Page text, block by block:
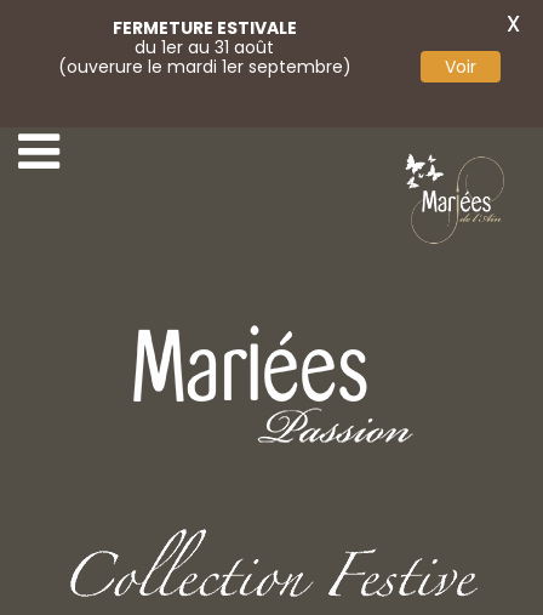
FERMETURE ESTIVALE
du 1er au 31 août
(ouverure le mardi 1er septembre)
Voir
X